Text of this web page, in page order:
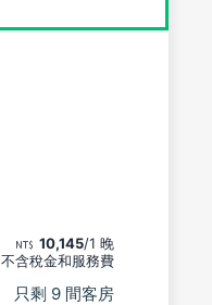
10,145/1 晚
不含稅金和服務費
只剩 9 間客房